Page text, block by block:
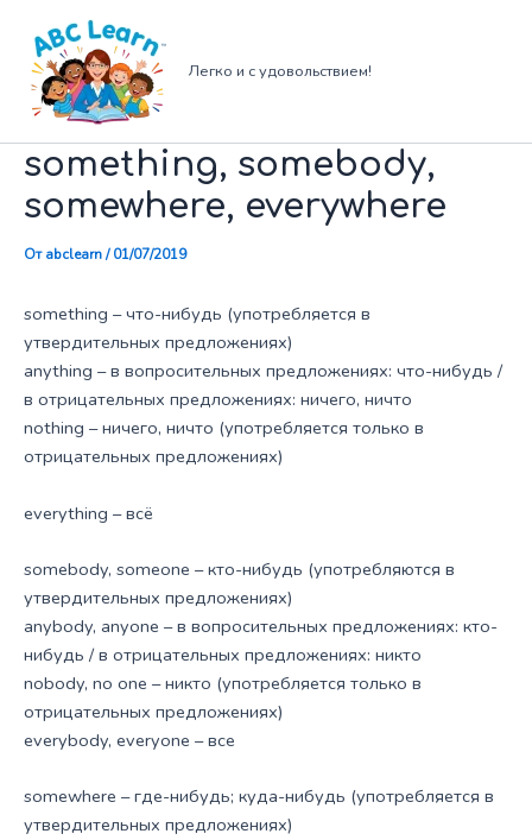
содержимому
Легко и с удовольствием!
something, somebody,
somewhere, everywhere
Отabclearn/01/07/2019
something – что-нибудь (употребляется в
утвердительных предложениях)
anything – в вопросительных предложениях: что-нибудь /
в отрицательных предложениях: ничего, ничто
nothing – ничего, ничто (употребляется только в
отрицательных предложениях)
everything – всё
somebody, someone – кто-нибудь (употребляются в
утвердительных предложениях)
anybody, anyone – в вопросительных предложениях: кто-
нибудь / в отрицательных предложениях: никто
nobody, no one – никто (употребляется только в
отрицательных предложениях)
everybody, everyone – все
somewhere – где-нибудь; куда-нибудь (употребляется в
утвердительных предложениях)